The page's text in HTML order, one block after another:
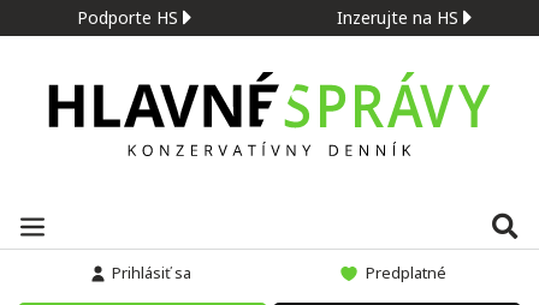
Podporte HS Inzerujte na HS
Prihlásiť sa Predplatné